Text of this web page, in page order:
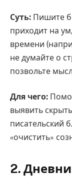
Суть: Пишите
приходит на
времени
не думайте о
позвольте
Для чего:
выявить
писательский
«очистить»
2.